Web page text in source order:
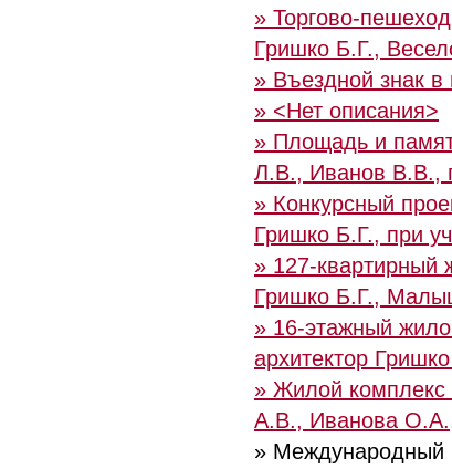
» Торгово-
Гришко Б.Г.,
» Въездной знак в
» <Нет описания>
» Площадь и
Л.В., Иванов В.В.,
» Конкурсный
Гришко Б.Г., при
» 127-квартирный
Гришко Б.Г.,
» 16-этажный
архитектор
» Жилой комплекс
А.В., Иванова О.А.,
» Международный